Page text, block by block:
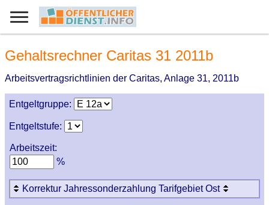
Gehaltsrechner Caritas 31 2011b
Arbeitsvertragsrichtlinien der Caritas, Anlage 31, 2011b
Entgeltgruppe:
Entgeltstufe:
Arbeitszeit:
%
Korrektur Jahressonderzahlung Tarifgebiet Ost